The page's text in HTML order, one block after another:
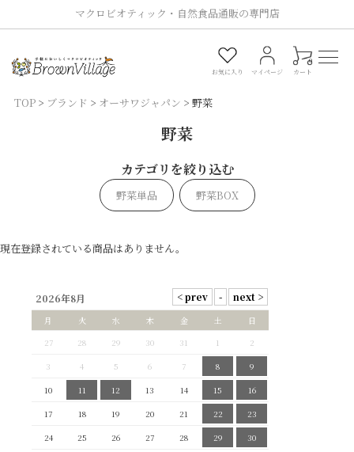
マクロビオティック・自然食品通販の専門店
お気に入り マイページ カート
0
TOP ブランド オーサワジャパン 野菜
野菜
カテゴリを絞り込む
野菜単品 野菜BOX
現在登録されている商品はありません。
2026年8月
月 火 水 木 金 土
日
27
28 29 30 31 1
2
3
4 5 6 7 8
9
10
11 12 13 14 15
16
17
18 19 20 21 22
23
24
25 26 27 28 29
30